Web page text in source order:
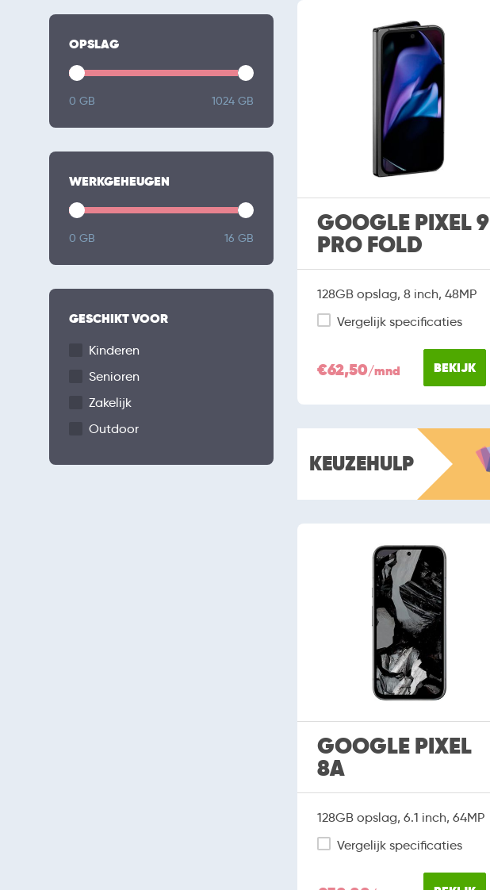
OPSLAG
0 GB 1024 GB
WERKGEHEUGEN
0 GB 16 GB
GESCHIKT VOOR
Kinderen
Senioren
Zakelijk
Outdoor
GOOGLE PIXEL 9
PRO FOLD
128GB opslag, 8 inch, 48MP
Vergelijk specificaties
€62,50/mnd BEKIJK
KEUZEHULP
GOOGLE PIXEL
8A
128GB opslag, 6.1 inch, 64MP
Vergelijk specificaties